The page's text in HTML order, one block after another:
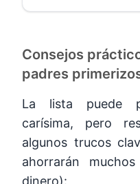
Consejos
padres
La lista puede
carísima, pero
algunos trucos
ahorrarán
dinero):